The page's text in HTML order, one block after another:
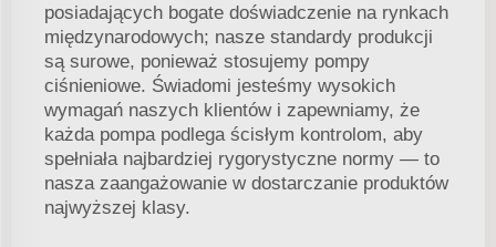
posiadających bogate doświadczenie na rynkach
międzynarodowych; nasze standardy produkcji
są surowe, ponieważ stosujemy pompy
ciśnieniowe. Świadomi jesteśmy wysokich
wymagań naszych klientów i zapewniamy, że
każda pompa podlega ścisłym kontrolom, aby
spełniała najbardziej rygorystyczne normy — to
nasza zaangażowanie w dostarczanie produktów
najwyższej klasy.